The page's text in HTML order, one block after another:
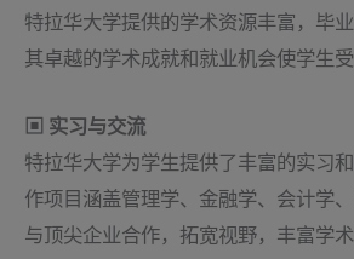
特拉华大学提供的学术资源丰富，毕业
其卓越的学术成就和就业机会使学生受
▣ 实习与交流
特拉华大学为学生提供了丰富的实习
作项目涵盖管理学、金融学、会计学、
与顶尖企业合作，拓宽视野，丰富学术